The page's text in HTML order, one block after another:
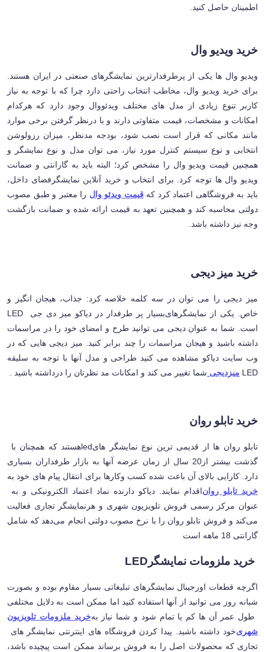
اطمینان حاصل کنید.
خرید ویدیو وال
ویدیو وال ها یکی از پرطرفدارترین نمایشگرهای صنعتی در ایران هستند.
برای خرید ویدیو وال، مخاطب انتخاب راحتی دارد چرا که با توجه به نیاز
کاربر تنوع زیادی از مدل های مختلف ویدئووال وجود دارد که هرکدام
امکانات و مشخصات، قیمت متفاوتی دارند و با درنظر گرفتن برخی موارد
مانند مکانی که قرار است نصب شود، بودجه مدنظر، میزان رزولوشن
انتخابی و نوع سیستم کنترل مورد نیاز، می توان مدل و نوع نمایشگر و
همچنین قیمت ویدیو وال را مشخص کرد؛ البته باید به گارانتی و ضمانت
ویدیو وال ها توجه کرد. برای انتخاب و خرید آنلاین نمایشگرفضای داخل،
باید به فروشگاهی اعتماد کرد کهقیمت ویدئو وال را معتبر و طبق مصوب
دولتی محاسبه کند و همچنین تعهد به قیمت ارائه شده و ضمانت بازگشت
وجه نیز داشته باشد.
خرید میز دیجی
میز دیجی را می توان در سه کلمه خلاصه کرد: جذاب، هیجان انگیز و
خاص. یکی از نمایشگرهای
LED
است. شما به عنوان دیجی می توانید طرح و امضای خود را در مراسمات
داشته باشید و هیجان مراسمات را چند برابر کنید. میز دیجی هایی که در
وب سایت دیاکو مشاهده می کنید طراحی و مدل آنها با توجه به سلیقه
شما تغییر می کند و امکانات مد نظرتان را در میزدیجی LED داشته باشید
خرید تابلو روان
تابلو روان ها از قدیمی ترین نوع نمایشگر هایled
گذشت بیشتر از20 سال از زمان عرضه آنها به بازار طرفداران بسیاری
دارد. کارایی بالای آن باعث شده کسب وکارها برای انتقال پیام های خود به
خرید تابلو روان
عنوان مرکز رسمی فروش تلویزیون شهری و هرنمایشگر تجاری فعالیت
می‌کند و فروش تابلو روان را با نرخ مصوب دولتی انجام می‌دهد که شامل
گارانتی 18 ماهه است
LED
اگرچه قطعات اورجینال نمایشگرهای تبلیغاتی بسیار مقاوم بوده و بصورت
شبانه روز می توانید از آنها استفاده کنید اما ممکن است به دلایل مختلفی
خرید ملزومات تلویزیون
شهری
تجاری که محصولات اصل را به فروش برساند ممکن است پیچیده باشد،